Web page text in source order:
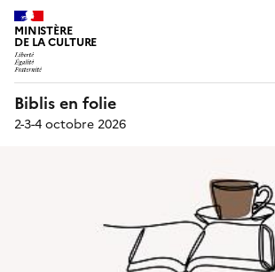
MINISTÈRE
DE LA CULTURE
Biblis en folie
2-3-4 octobre 2026